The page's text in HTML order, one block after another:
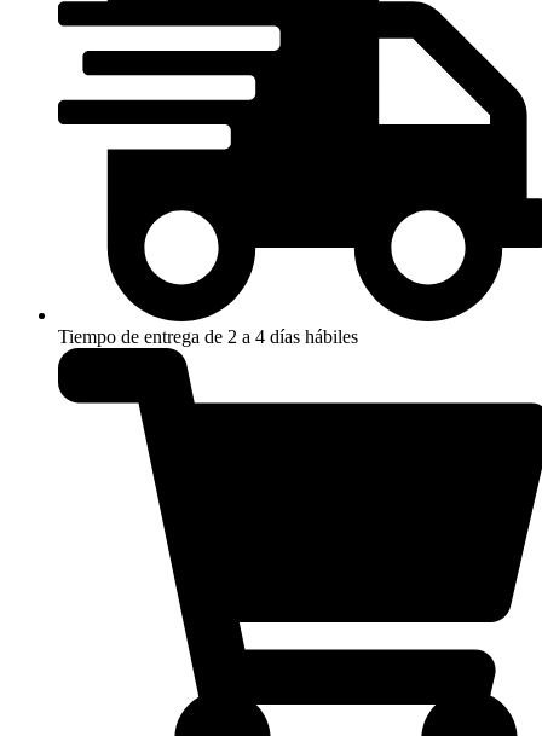
Tiempo de entrega de 2 a 4 días hábiles